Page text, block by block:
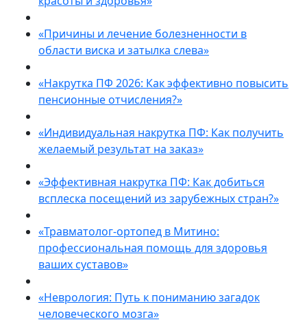
«Причины и лечение болезненности в
области виска и затылка слева»
«Накрутка ПФ 2026: Как эффективно повысить
пенсионные отчисления?»
«Индивидуальная накрутка ПФ: Как получить
желаемый результат на заказ»
«Эффективная накрутка ПФ: Как добиться
всплеска посещений из зарубежных стран?»
«Травматолог-ортопед в Митино:
профессиональная помощь для здоровья
ваших суставов»
«Неврология: Путь к пониманию загадок
человеческого мозга»